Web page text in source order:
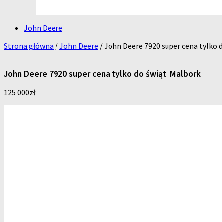
John Deere
Strona główna /John Deere / John Deere 7920 super cena tylko
John Deere 7920 super cena tylko do świąt. Malbork
125 000zł